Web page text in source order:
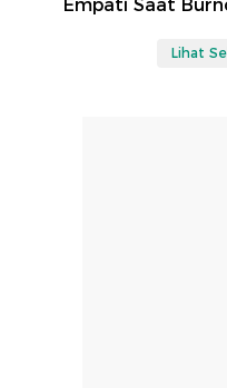
Empati Saat
Lihat